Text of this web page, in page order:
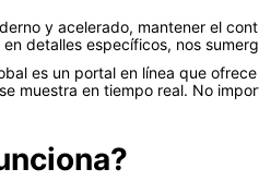
y acelerado, mantener el
detalles específicos, nos
es un portal en línea que
muestra en tiempo real. No